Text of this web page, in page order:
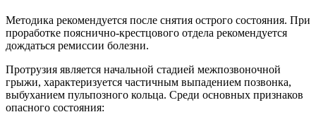
Методика рекомендуется после снятия острого состояния. При
проработке пояснично-крестцового отдела рекомендуется
дождаться ремиссии болезни.
Протрузия является начальной стадией межпозвоночной
грыжи, характеризуется частичным выпадением позвонка,
выбуханием пульпозного кольца. Среди основных признаков
опасного состояния: